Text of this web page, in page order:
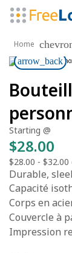
Home
arrow_back
Starting @
$28.00
$28.00 - $32.00
Durable,
Capacité
Corps en
Couvercle à
Impression